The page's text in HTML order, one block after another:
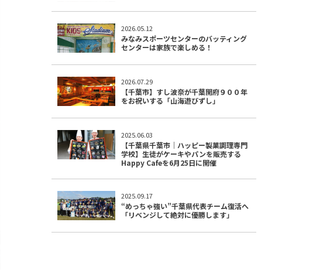
2026.05.12
みなみスポーツセンターのバッティング
センターは家族で楽しめる！
2026.07.29
【千葉市】すし波奈が千葉開府９００年
をお祝いする「山海遊びずし」
2025.06.03
【千葉県千葉市｜ハッピー製菓調理専門
学校】生徒がケーキやパンを販売する
Happy Cafeを6月25日に開催
2025.09.17
“めっちゃ強い”千葉県代表チーム復活へ
「リベンジして絶対に優勝します」